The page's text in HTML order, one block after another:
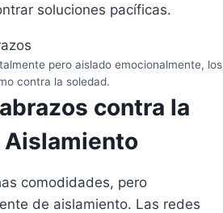
soluciones pacíficas.
pero aislado emocionalmente, los
contra la soledad.
contra la
comodidades, pero
de aislamiento. Las redes